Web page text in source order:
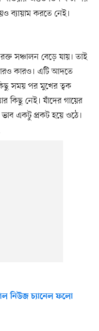
ব্যায়াম করতে নেই।
সঞ্চালন বেড়ে যায়। তাই
কারও। এটি আদতে
সময় পর মুখের ত্বক
কিছু নেই। যাঁদের গায়ের
একটু প্রকট হয়ে ওঠে।
নিউজ চ্যানেল ফলো